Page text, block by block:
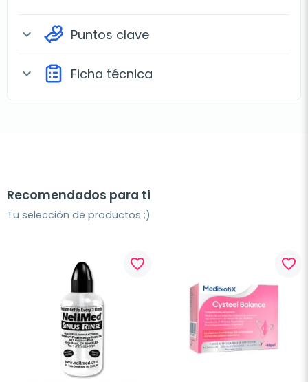
expand_more Puntos clave
expand_more Ficha técnica
Recomendados para ti
Tu selección de productos ;)
favorite_border favorite_border